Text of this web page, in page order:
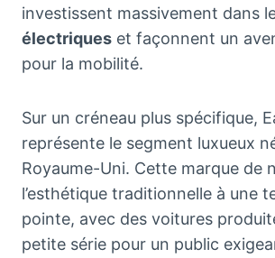
investissent massivement dans
électriques et façonnent un
pour la mobilité.
Sur un créneau plus spécifique,
représente le segment luxueux
Royaume-Uni. Cette marque de
l’esthétique traditionnelle à une
pointe, avec des voitures
petite série pour un public